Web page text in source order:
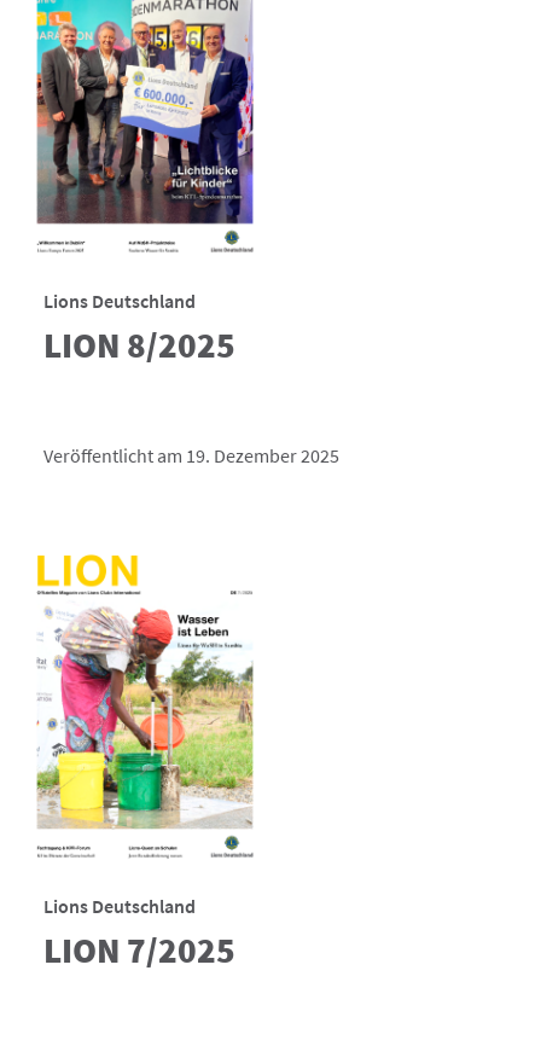
Lions Deutschland
LION 8/2025
Veröffentlicht am 19. Dezember 2025
Lions Deutschland
LION 7/2025